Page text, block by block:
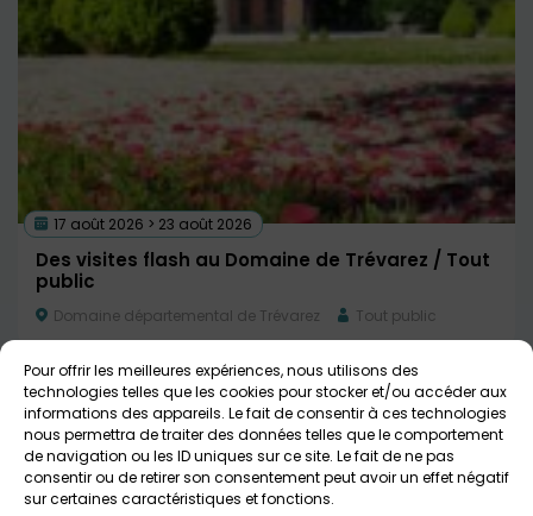
Pour offrir les meilleures expériences, nous utilisons des
technologies telles que les cookies pour stocker et/ou accéder aux
informations des appareils. Le fait de consentir à ces technologies
nous permettra de traiter des données telles que le comportement
de navigation ou les ID uniques sur ce site. Le fait de ne pas
consentir ou de retirer son consentement peut avoir un effet négatif
sur certaines caractéristiques et fonctions.
17 août 2026 > 23 août 2026
Des visites flash au Domaine de Trévarez / Tout
public
Domaine départemental de Trévarez Tout public